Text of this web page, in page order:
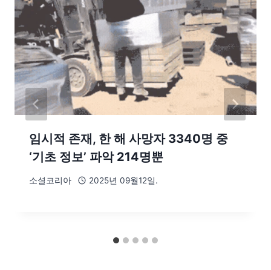
임시적 존재, 한 해 사망자 3340명 중
‘기초 정보’ 파악 214명뿐
소셜코리아 2025년 09월12일.